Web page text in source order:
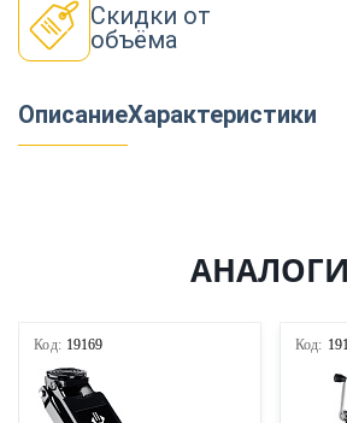
Скидки от
объёма
ОписаниеХарактеристики
АНАЛОГИ
Код: 19169 Код: